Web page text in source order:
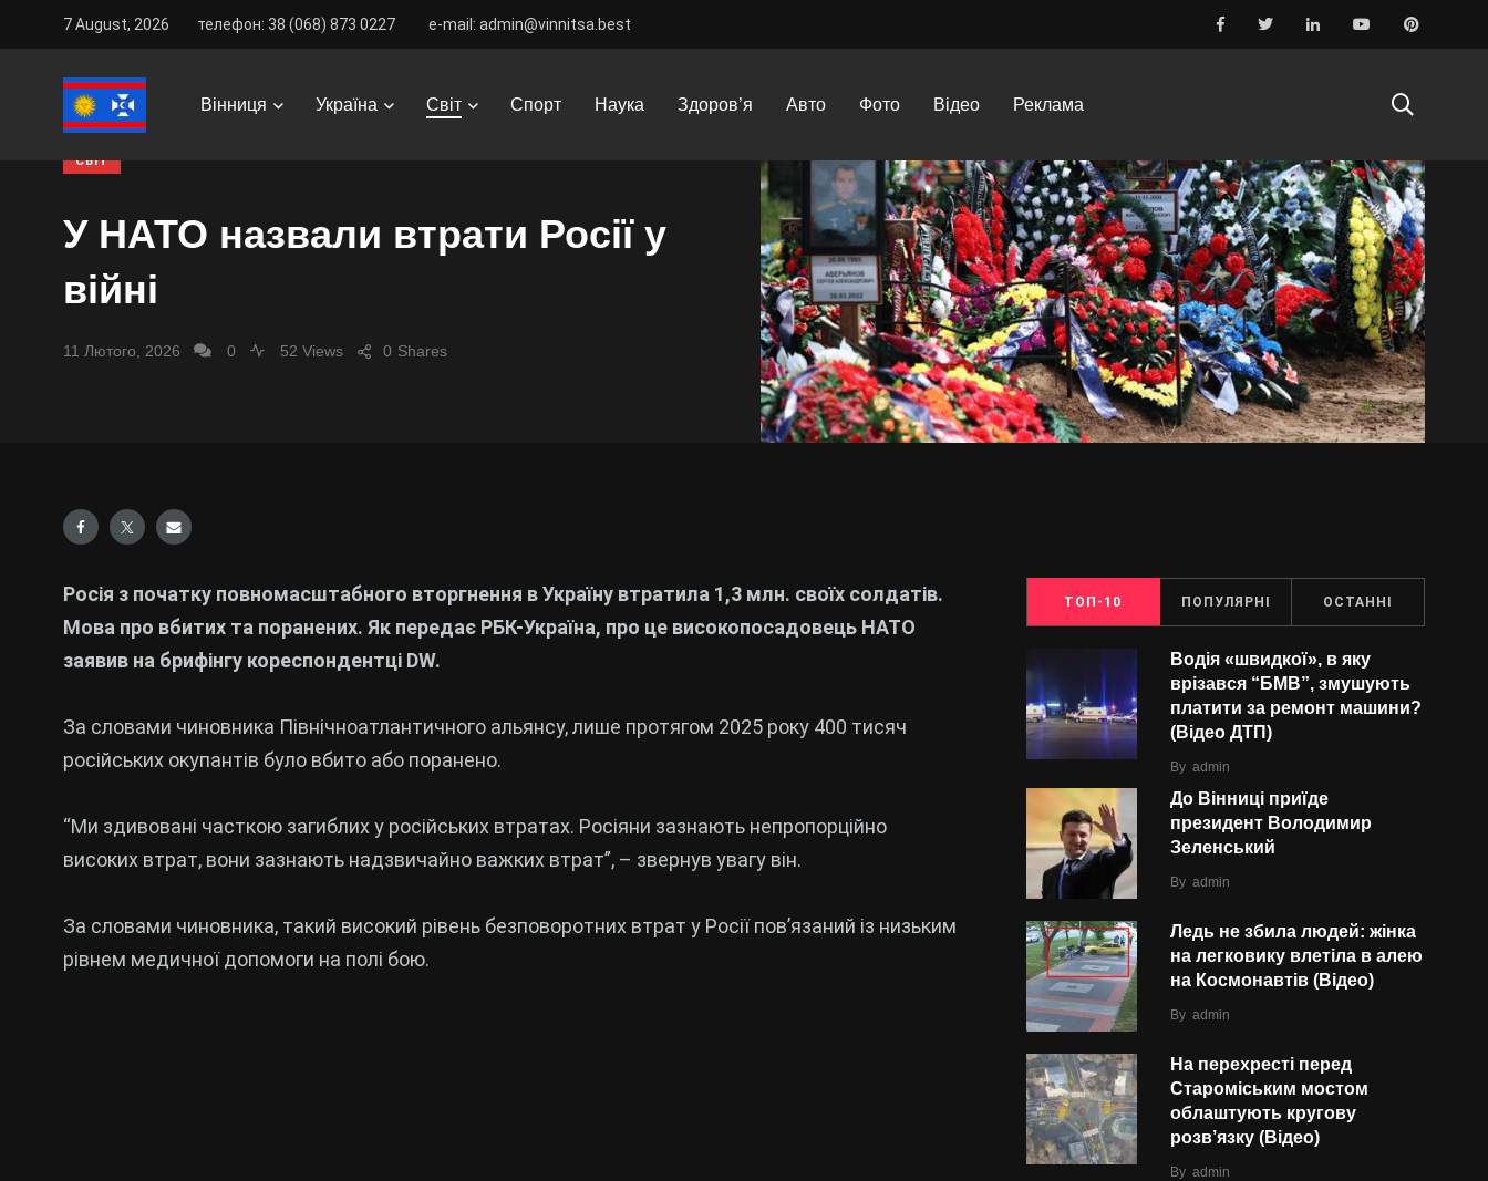
7 August, 2026 телефон: 38 (068) 873 0227 e-mail: admin@vinnitsa.best
Вінниця Україна Світ Спорт Наука Здоров’я Авто Фото Відео Реклама
Vinnitsa Best News / Світ / У НАТО назвали втрати Росії у війні
СВІТ
У НАТО назвали втрати Росії у
війні
11 Лютого, 2026 0 52 Views Shares
0
Росія з початку повномасштабного вторгнення в Україну втратила 1,3 млн. своїх солдатів.
Мова про вбитих та поранених. Як передає РБК-Україна, про це високопосадовець НАТО
заявив на брифінгу кореспондентці DW.
За словами чиновника Північноатлантичного альянсу, лише протягом 2025 року 400 тисяч
російських окупантів було вбито або поранено.
“Ми здивовані часткою загиблих у російських втратах. Росіяни зазнають непропорційно
високих втрат, вони зазнають надзвичайно важких втрат”, – звернув увагу він.
За словами чиновника, такий високий рівень безповоротних втрат у Росії пов’язаний із низьким
рівнем медичної допомоги на полі бою.
ТОП-10 ПОПУЛЯРНІ ОСТАННІ
Водія «швидкої», в яку
врізався “БMВ”, змушують
платити за ремонт машини?
(Відео ДТП)
By admin
До Вінниці приїде
президент Володимир
Зеленський
By admin
Ледь не збила людей: жінка
на легковику влетіла в алею
на Космонавтів (Відео)
By admin
На перехресті перед
Староміським мостом
облаштують кругову
розв’язку (Відео)
By admin